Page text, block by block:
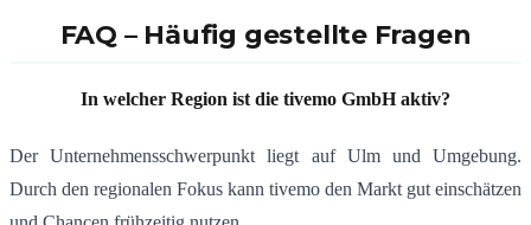
FAQ – Häufig gestellte Fragen
In welcher Region ist die tivemo GmbH aktiv?
Der Unternehmensschwerpunkt liegt auf Ulm und Umgebung.
Durch den regionalen Fokus kann tivemo den Markt gut einschätzen